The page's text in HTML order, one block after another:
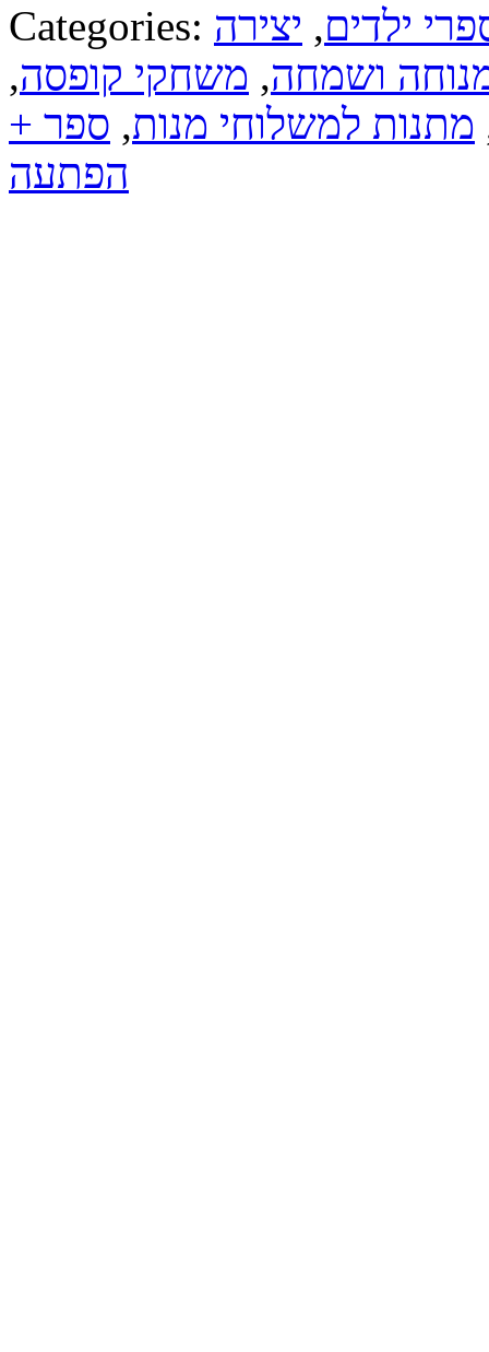
Categories: ילדים, יצירה
ושמחה, משחקי קופסה,
מתנות למשלוחי מנות, ספר +
הפתעה